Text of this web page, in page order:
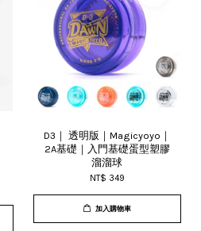
D3｜ 透明版｜Magicyoyo｜
2A基礎｜入門基礎蛋型塑膠
溜溜球
NT$ 349
加入購物車